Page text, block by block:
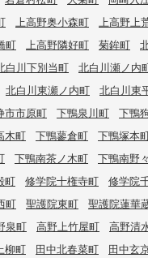
上高野奥小森町 上高野上
町 上高野隣好町 菊鉾町
白川下別当町 北白川瀬ノ内
北白川東瀬ノ内町 北白川東
市市原町 下鴨泉川町 下鴨
木町 下鴨蓼倉町 下鴨塚本
下鴨南茶ノ木町 下鴨南野
町 修学院十権寺町 修学院
町 聖護院東町 聖護院蓮華
泉町 高野上竹屋町 高野清
柳町 田中北春菜町 田中玄